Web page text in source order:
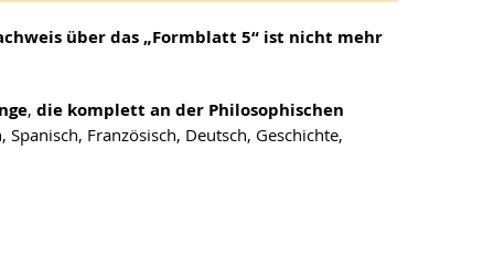
über das „Formblatt 5“ ist nicht mehr
, die komplett an der Philosophischen
Französisch, Deutsch, Geschichte,